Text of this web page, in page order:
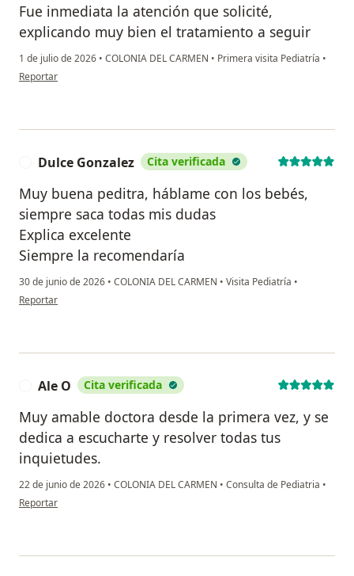
Fue inmediata la atención que solicité,
explicando muy bien el tratamiento a seguir
1 de julio de 2026 • COLONIA DEL CARMEN • Primera visita Pediatría •
en opinión del usuario Christian
Reportar
Dulce Gonzalez Cita verificada
Muy buena peditra, háblame con los bebés,
siempre saca todas mis dudas
Explica excelente
Siempre la recomendaría
30 de junio de 2026 • COLONIA DEL CARMEN • Visita Pediatría •
en opinión del usuario Dulce Gonzalez
Reportar
Ale O Cita verificada
Muy amable doctora desde la primera vez, y se
dedica a escucharte y resolver todas tus
inquietudes.
22 de junio de 2026 • COLONIA DEL CARMEN • Consulta de Pediatria •
en opinión del usuario Ale O
Reportar